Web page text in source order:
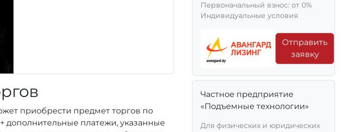
приобрести предмет торгов по
+ дополнительные платежи, указанные
Первоначальный взнос: от 0%
Индивидуальные условия
Отправить
заявку
Частное предприятие
«Подъемные технологии»
Для физических и юридических